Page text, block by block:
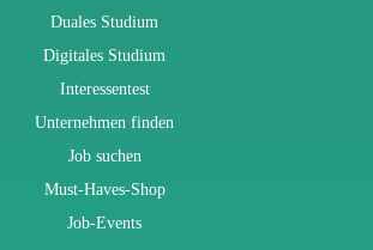
Duales Studium
Digitales Studium
Interessentest
Unternehmen finden
Job suchen
Must-Haves-Shop
Job-Events